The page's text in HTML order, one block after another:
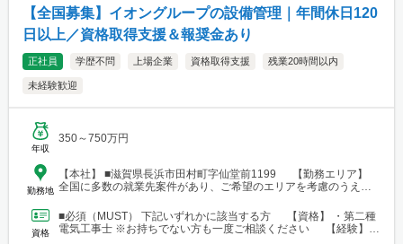
【全国募集】イオングループの設備管理｜年間休日120
日以上／資格取得支援＆報奨金あり
正社員 学歴不問 上場企業 資格取得支援 残業20時間以内
未経験歓迎
年収
350～750万円
勤務地
【本社】 ■滋賀県長浜市田村町字仙堂前1199 【勤務エリア】
全国に多数の就業先案件があり、ご希望のエリアを考慮のうえ配
す。 ■北海道 ■東北 └仙台市 ■関東 └東京23区 └町田・立
川・調布・西東京 └横浜・川崎・相模原・海老名・厚木 └千葉・
船橋・市川・柏・浦安・市原 └さいたま・川越・越谷・久喜・三
資格
■必須（MUST） 下記いずれかに該当する方 【資格】 ・第二種
電気工事士 ※お持ちでない方も一度ご相談ください 【経験】